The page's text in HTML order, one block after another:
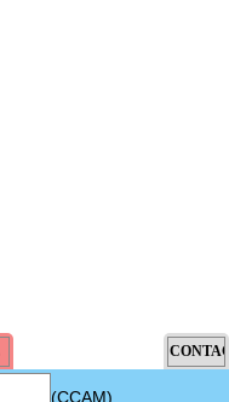
(CCAM)